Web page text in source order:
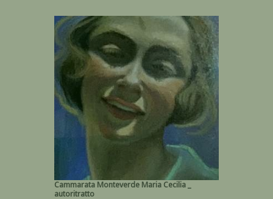
Cammarata Monteverde Maria Cecilia _
autoritratto